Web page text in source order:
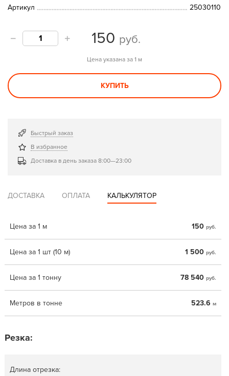
Артикул
25030110
150 руб.
Цена указана за 1 м
КУПИТЬ
Быстрый заказ
В избранное
Доставка в день заказа 8:00—23:00
ДОСТАВКА ОПЛАТА КАЛЬКУЛЯТОР
Цена за 1 м 150 руб.
Цена за 1 шт (10 м) 1 500 руб.
Цена за 1 тонну 78 540 руб.
Метров в тонне 523.6 м
Резка:
Длина отрезка: